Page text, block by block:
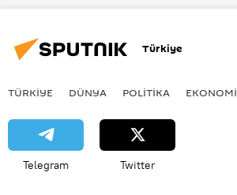
Türkiye
TÜRKIYE DÜNYA POLİTİKA EKONOMİ
Telegram Twitter